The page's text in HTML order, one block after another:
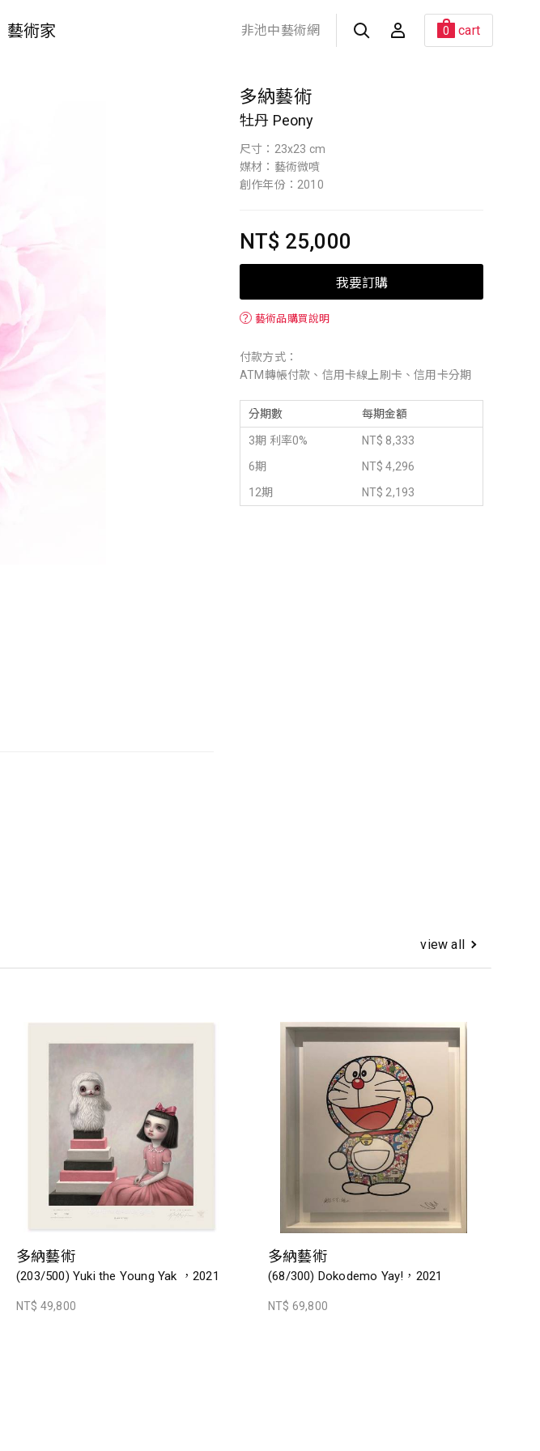
藝術家 非池中藝術網 0 cart
多納藝術
牡丹 Peony
尺寸：23x23 cm
媒材：藝術微噴
創作年份：2010
NT$ 25,000
我要訂購
？ 藝術品購買說明
付款方式：
ATM轉帳付款、信用卡線上刷卡、信用卡分期
分期數 每期金額
3期 利率0%
NT$ 8,333
6期
NT$ 4,296
12期
NT$ 2,193
view all
多納藝術
(203/500) Yuki the Young Yak ，2021
NT$ 49,800
多納藝術
(68/300) Dokodemo Yay!，2021
NT$ 69,800